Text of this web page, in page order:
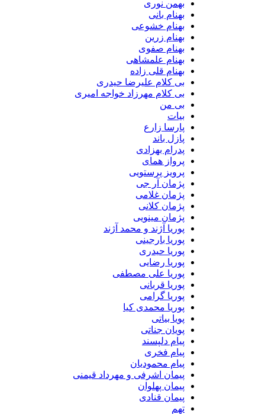
بهمن نوری
بهنام بانی
بهنام خشوعی
بهنام زرین
بهنام صفوی
بهنام علمشاهی
بهنام قلی زاده
بی کلام علیرضا حیدری
بی کلام مهرزاد خواجه امیری
بی من
بیات
پارسا زارع
پازل باند
پدرام بهزادی
پرواز همای
پرویز پرستویی
پژمان آر جی
پژمان غلامی
پژمان کلانی
پژمان مینویی
پوریا آژند و محمد آژند
پوریا بارجینی
پوریا حیدری
پوریا رضایی
پوریا علی مصطفی
پوریا قربانی
پوریا گرامی
پوریا محمدی کیا
پویا بیاتی
پویان جناتی
پیام دلپسند
پیام فخری
پیام محمودیان
پیمان اشرفی و مهرداد قیمنی
پیمان پهلوان
پیمان قنادی